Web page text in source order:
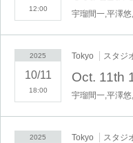
前迫美玖
実生
宮﨑飛鳥
菅野茉由
千歳ゆず(10/11のみ)
■STAFF
脚本：赤松みなみ
総合監督:赤松みなみ
協力:永田勝仁
12:00
宇瑠間一,平澤
2025
10/11
18:00
Tokyo スタジ
宇瑠間一,平澤
2025 Tokyo スタジ